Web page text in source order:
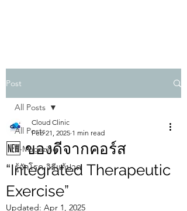
Post
All Posts
E-Magazine
รู้จักโรค-วิธีแก้ปวด
All Posts
🆕 ของดีจากคอร์ส
“Integrated Therapeutic
Exercise”
Cloud Clinic
Feb 21, 2025 1 min read
Updated: Apr 1, 2025